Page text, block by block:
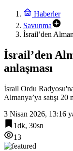
Haberler
Savunma
İsrail’den
İsrail’den
anlaşması
İsrail Ordu
Almanya’ya satışı 20
3 Nisan 2026, 13:16
1dk, 30sn
13